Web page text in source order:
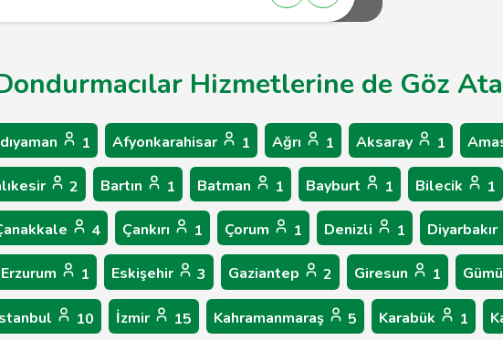
Hizmetlerine de Göz
1 Afyonkarahisar 1 Ağrı 1 Aksaray 1
2 Bartın 1 Batman 1 Bayburt 1 Bilecik 1
4 Çankırı 1 Çorum 1 Denizli 1 Diyarbakır
Erzurum 1 Eskişehir 3 Gaziantep 2 Giresun 1
10 İzmir 15 Kahramanmaraş 5 Karabük 1